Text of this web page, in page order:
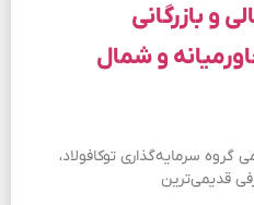
و بازرگانی
و شمال
سرمایه‌گذاری توکافولاد،
قدیمی‌ترین